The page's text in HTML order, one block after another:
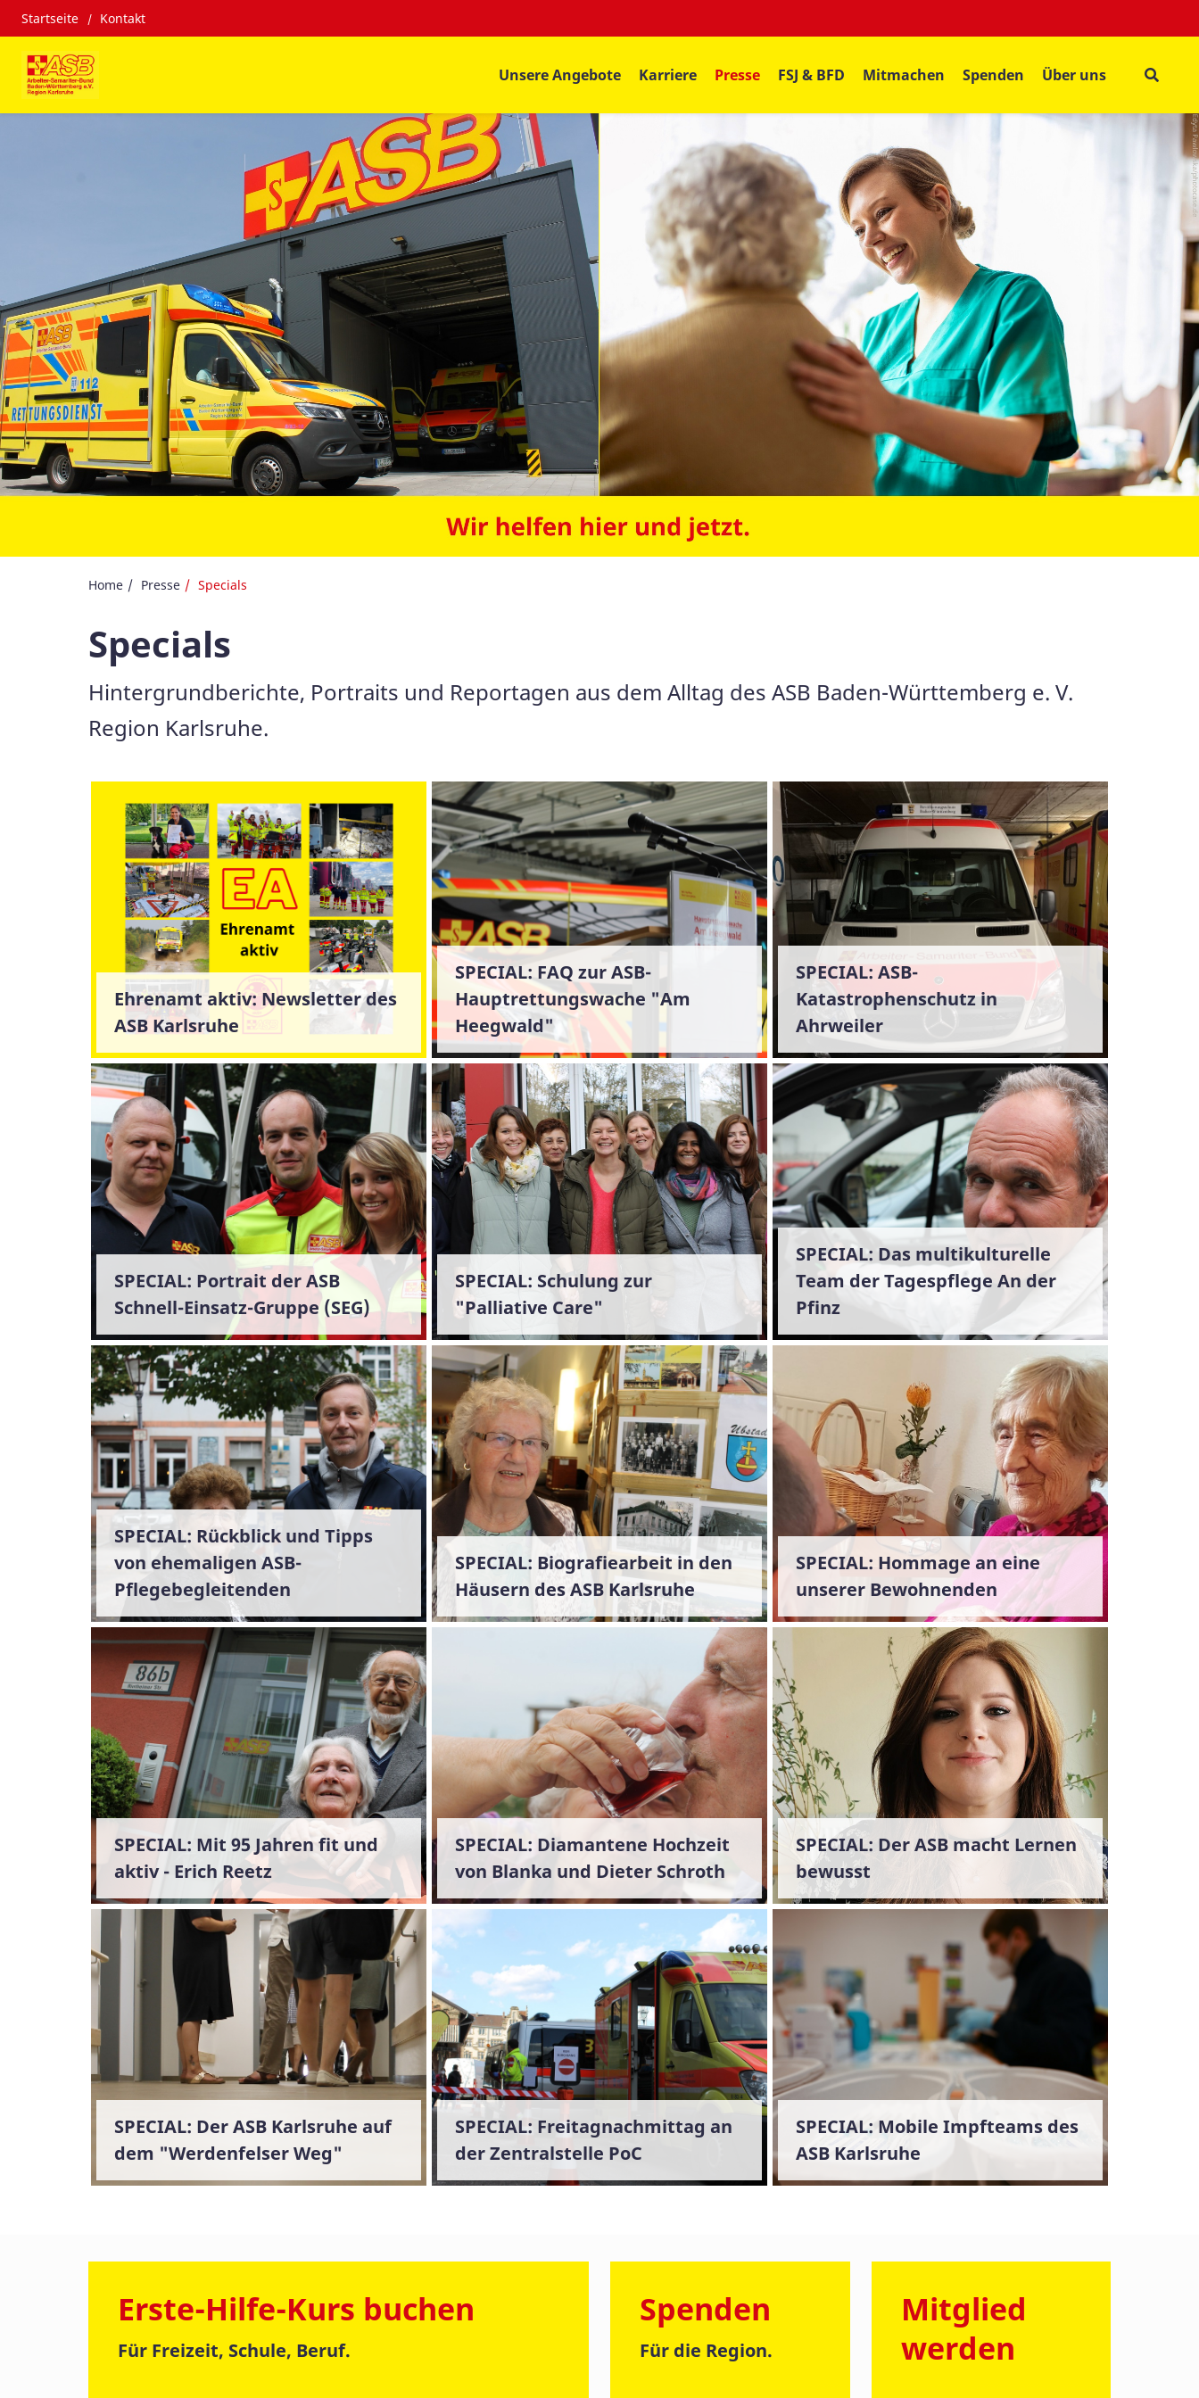
Startseite Kontakt
Unsere Angebote Karriere Presse FSJ & BFD Mitmachen Spenden Über uns
Home Presse Specials
Specials
Hintergrundberichte, Portraits und Reportagen aus dem Alltag des ASB Baden-Württemberg e. V.
Region Karlsruhe.
Ehrenamt aktiv: Newsletter des
ASB Karlsruhe
SPECIAL: FAQ zur ASB-
Hauptrettungswache "Am
Heegwald"
SPECIAL: ASB-
Katastrophenschutz in
Ahrweiler
SPECIAL: Portrait der ASB
Schnell-Einsatz-Gruppe (SEG)
SPECIAL: Schulung zur
"Palliative Care"
SPECIAL: Das multikulturelle
Team der Tagespflege An der
Pfinz
SPECIAL: Rückblick und Tipps
von ehemaligen ASB-
Pflegebegleitenden
SPECIAL: Biografiearbeit in den
Häusern des ASB Karlsruhe
SPECIAL: Hommage an eine
unserer Bewohnenden
SPECIAL: Mit 95 Jahren fit und
aktiv - Erich Reetz
SPECIAL: Diamantene Hochzeit
von Blanka und Dieter Schroth
SPECIAL: Der ASB macht Lernen
bewusst
SPECIAL: Der ASB Karlsruhe auf
dem "Werdenfelser Weg"
SPECIAL: Freitagnachmittag an
der Zentralstelle PoC
SPECIAL: Mobile Impfteams des
ASB Karlsruhe
Erste-Hilfe-Kurs buchen
Für Freizeit, Schule, Beruf.
Spenden
Für die Region.
Mitglied
werden